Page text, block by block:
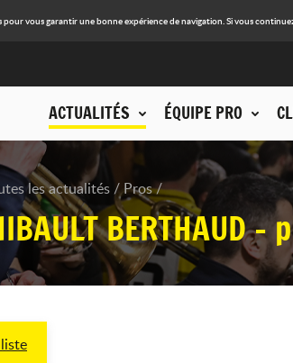
pour vous garantir une bonne expérience de navigation. Si vous
ACTUALITÉS ÉQUIPE PRO
les actualités Pros
BERTHAUD -